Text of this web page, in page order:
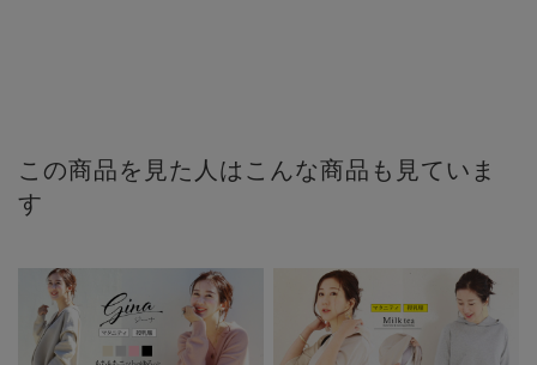
この商品を見た人はこんな商品も見ていま
す